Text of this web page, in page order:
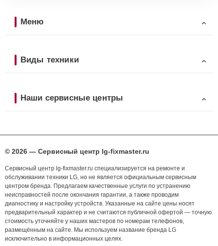
Меню
Виды техники
Наши сервисные центры
© 2026 — Сервисный центр lg-fixmaster.ru
Сервисный центр lg-fixmaster.ru специализируется на ремонте и
обслуживании техники LG, но не является официальным сервисным
центром бренда. Предлагаем качественные услуги по устранению
неисправностей после окончания гарантии, а также проводим
диагностику и настройку устройств. Указанные на сайте цены носят
предварительный характер и не считаются публичной офертой — точную
стоимость уточняйте у наших мастеров по номерам телефонов,
размещённым на сайте. Мы используем название бренда LG
исключительно в информационных целях.